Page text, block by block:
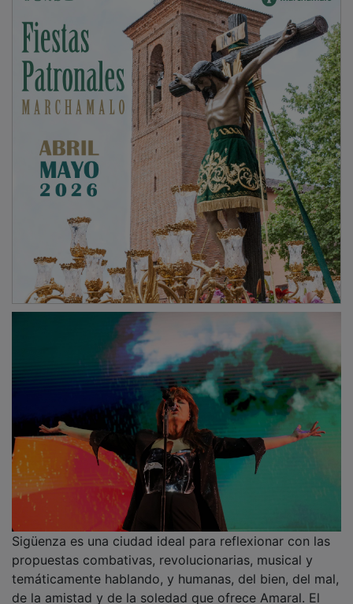
Sigüenza es una ciudad ideal para reflexionar con las
propuestas combativas, revolucionarias, musical y
temáticamente hablando, y humanas, del bien, del mal,
de la amistad y de la soledad que ofrece Amaral. El
sonido se hace especial en ese entorno, hasta el punto